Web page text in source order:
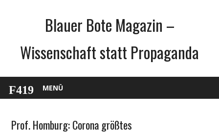
Blauer Bote Magazin –
Wissenschaft statt Propaganda
MENÜ
Gesellschaft
Prof. Homburg: Corona größtes